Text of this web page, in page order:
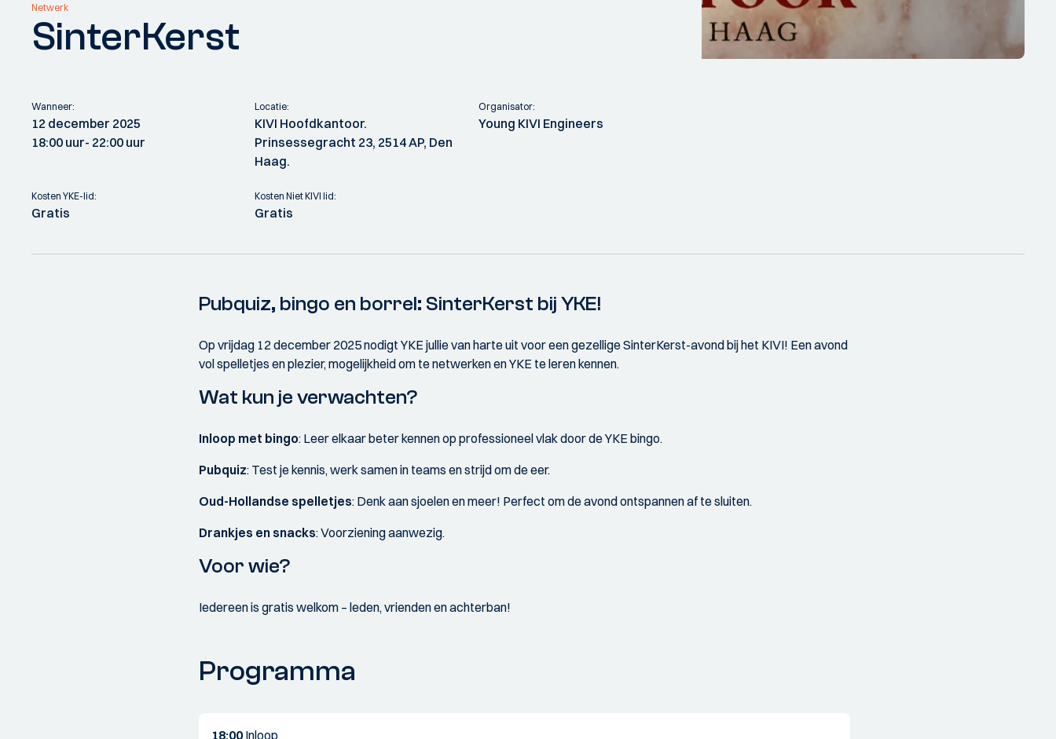
Netwerk
SinterKerst
Wanneer:
12 december 2025
18:00 uur- 22:00 uur
Locatie:
KIVI Hoofdkantoor.
Prinsessegracht 23, 2514 AP, Den
Haag.
Organisator:
Young KIVI Engineers
Kosten YKE-lid:
Gratis
Kosten Niet KIVI lid:
Gratis
Pubquiz, bingo en borrel: SinterKerst bij YKE!
Op vrijdag 12 december 2025 nodigt YKE jullie van harte uit voor een gezellige SinterKerst-avond bij het KIVI! Een avond
vol spelletjes en plezier, mogelijkheid om te netwerken en YKE te leren kennen.
Wat kun je verwachten?
Inloop met bingo: Leer elkaar beter kennen op professioneel vlak door de YKE bingo.
Pubquiz: Test je kennis, werk samen in teams en strijd om de eer.
Oud-Hollandse spelletjes: Denk aan sjoelen en meer! Perfect om de avond ontspannen af te sluiten.
Drankjes en snacks: Voorziening aanwezig.
Voor wie?
Iedereen is gratis welkom – leden, vrienden en achterban!
Programma
18:00Inloop